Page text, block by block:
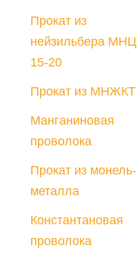
Прокат из
нейзильбера МНЦ
15-20
Прокат из МНЖКТ
Манганиновая
проволока
Прокат из монель-
металла
Константановая
проволока
Медный прокат
Разработка
технологии отливки
сплавов по